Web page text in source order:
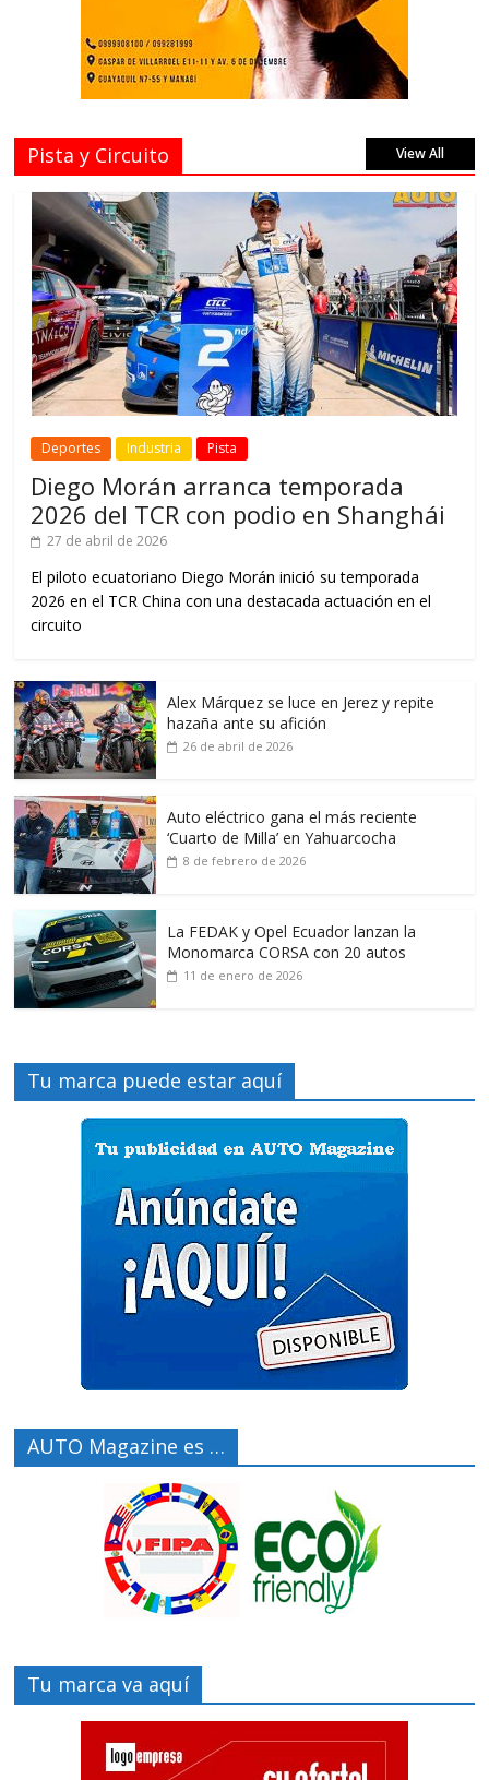
Pista y Circuito View All
Deportes Industria Pista
Diego Morán arranca temporada
2026 del TCR con podio en Shanghái
27 de abril de 2026
El piloto ecuatoriano Diego Morán inició su temporada
2026 en el TCR China con una destacada actuación en el
circuito
Alex Márquez se luce en Jerez y repite
hazaña ante su afición
26 de abril de 2026
Auto eléctrico gana el más reciente
‘Cuarto de Milla’ en Yahuarcocha
8 de febrero de 2026
La FEDAK y Opel Ecuador lanzan la
Monomarca CORSA con 20 autos
11 de enero de 2026
Tu marca puede estar aquí
AUTO Magazine es …
Tu marca va aquí